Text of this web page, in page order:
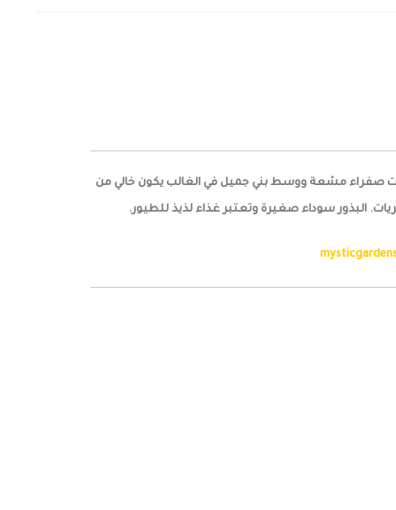
ومنتصب ينتج زهور جميلة ذات بتلات صفراء مشعة ووسط بني جميل في الغالب يكون خالي من